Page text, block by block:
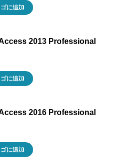
に追加
2013 Professional
に追加
2016 Professional
に追加